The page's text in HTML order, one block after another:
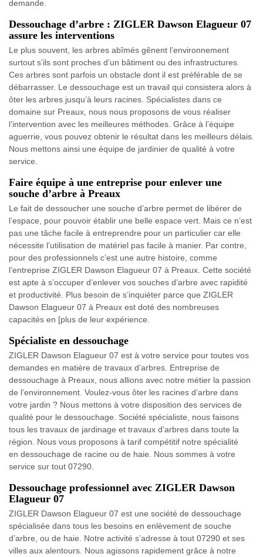
demande.
Dessouchage d’arbre : ZIGLER Dawson Elagueur 07
assure les interventions
Le plus souvent, les arbres abîmés gênent l’environnement
surtout s’ils sont proches d’un bâtiment ou des infrastructures.
Ces arbres sont parfois un obstacle dont il est préférable de se
débarrasser. Le dessouchage est un travail qui consistera alors à
ôter les arbres jusqu’à leurs racines. Spécialistes dans ce
domaine sur Preaux, nous nous proposons de vous réaliser
l’intervention avec les meilleures méthodes. Grâce à l’équipe
aguerrie, vous pouvez obtenir le résultat dans les meilleurs délais.
Nous mettons ainsi une équipe de jardinier de qualité à votre
service.
Faire équipe à une entreprise pour enlever une
souche d’arbre à Preaux
Le fait de dessoucher une souche d’arbre permet de libérer de
l’espace, pour pouvoir établir une belle espace vert. Mais ce n’est
pas une tâche facile à entreprendre pour un particulier car elle
nécessite l’utilisation de matériel pas facile à manier. Par contre,
pour des professionnels c’est une autre histoire, comme
l’entreprise ZIGLER Dawson Elagueur 07 à Preaux. Cette société
est apte à s’occuper d’enlever vos souches d’arbre avec rapidité
et productivité. Plus besoin de s’inquiéter parce que ZIGLER
Dawson Elagueur 07 à Preaux est doté des nombreuses
capacités en [plus de leur expérience.
Spécialiste en dessouchage
ZIGLER Dawson Elagueur 07 est à votre service pour toutes vos
demandes en matière de travaux d’arbres. Entreprise de
dessouchage à Preaux, nous allions avec notre métier la passion
de l’environnement. Voulez-vous ôter les racines d’arbre dans
votre jardin ? Nous mettons à votre disposition des services de
qualité pour le dessouchage. Société spécialiste, nous faisons
tous les travaux de jardinage et travaux d’arbres dans toute la
région. Nous vous proposons à tarif compétitif notre spécialité
en dessouchage de racine ou de haie. Nous sommes à votre
service sur tout 07290.
Dessouchage professionnel avec ZIGLER Dawson
Elagueur 07
ZIGLER Dawson Elagueur 07 est une société de dessouchage
spécialisée dans tous les besoins en enlèvement de souche
d’arbre, ou de haie. Notre activité s’adresse à tout 07290 et ses
villes aux alentours. Nous agissons rapidement grâce à notre